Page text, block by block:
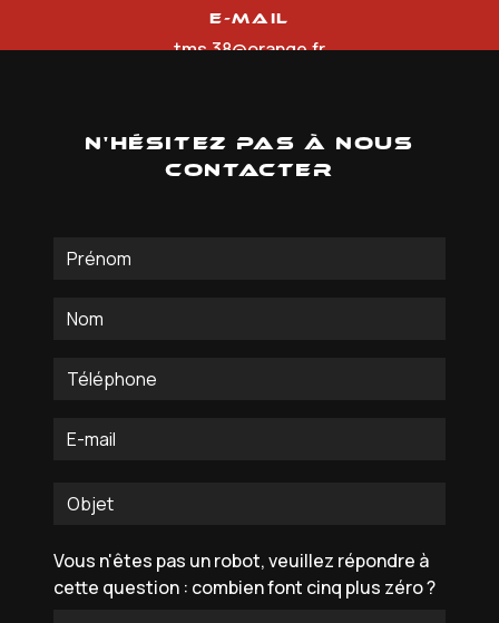
E-mail
tms.38@orange.fr
N'hésitez pas à nous
contacter
Vous n'êtes pas un robot, veuillez répondre à
cette question : combien font cinq plus zéro ?